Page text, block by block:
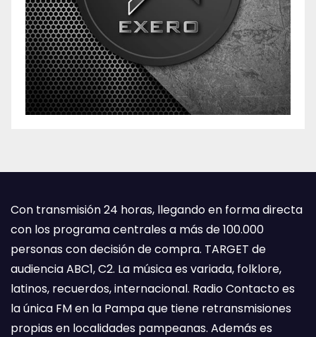
Con transmisión 24 horas, llegando en forma directa
con los programa centrales a más de 100.000
personas con decisión de compra. TARGET de
audiencia ABC1, C2. La música es variada, folklore,
latinos, recuerdos, internacional. Radio Contacto es
la única FM en la Pampa que tiene retransmisiones
propias en localidades pampeanas. Además es